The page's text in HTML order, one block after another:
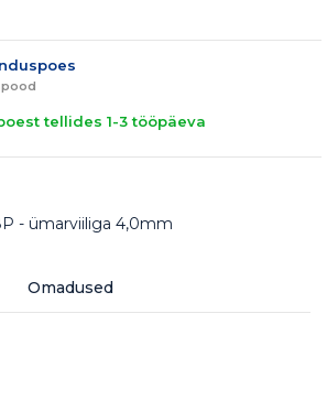
tellides 1-3 tööpäeva
- ümarviiliga 4,0mm
Omadused